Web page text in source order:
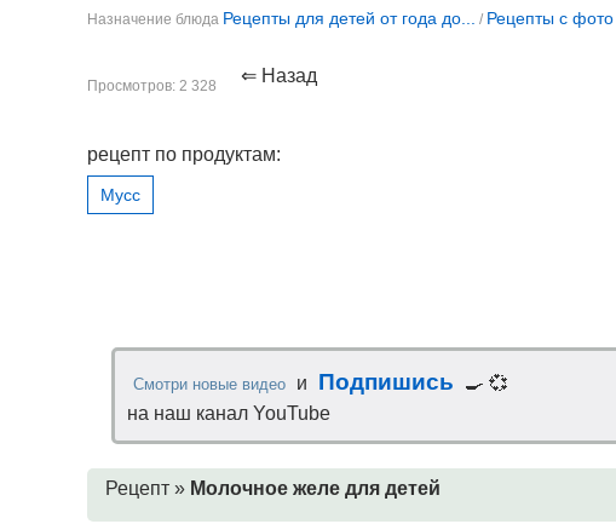
Назначение блюда Рецепты для детей от года до... / Рецепты с фото
Просмотров: 2 328 ⇐ Назад
рецепт по продуктам:
Мусс
Смотри новые видео и Подпишись
🍳 💞
на наш канал YouTube
Рецепт » Молочное желе для детей